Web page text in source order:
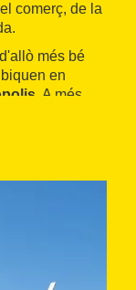
comerç, de la
més bé
en
. A més,
ventall